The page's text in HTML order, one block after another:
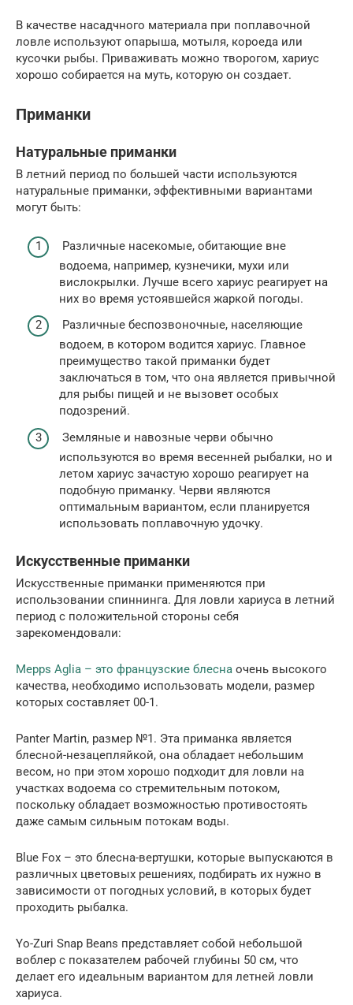
В качестве насадчного материала при поплавочной
ловле используют опарыша, мотыля, короеда или
кусочки рыбы. Приваживать можно творогом, хариус
хорошо собирается на муть, которую он создает.
Приманки
Натуральные приманки
В летний период по большей части используются
натуральные приманки, эффективными вариантами
могут быть:
Различные насекомые, обитающие вне
водоема, например, кузнечики, мухи или
вислокрылки. Лучше всего хариус реагирует на
них во время устоявшейся жаркой погоды.
Различные беспозвоночные, населяющие
водоем, в котором водится хариус. Главное
преимущество такой приманки будет
заключаться в том, что она является привычной
для рыбы пищей и не вызовет особых
подозрений.
Земляные и навозные черви обычно
используются во время весенней рыбалки, но и
летом хариус зачастую хорошо реагирует на
подобную приманку. Черви являются
оптимальным вариантом, если планируется
использовать поплавочную удочку.
Искусственные приманки
Искусственные приманки применяются при
использовании спиннинга. Для ловли хариуса в летний
период с положительной стороны себя
зарекомендовали:
Mepps Aglia – это французские блесна очень высокого
качества, необходимо использовать модели, размер
которых составляет 00-1.
Panter Martin, размер №1. Эта приманка является
блесной-незацепляйкой, она обладает небольшим
весом, но при этом хорошо подходит для ловли на
участках водоема со стремительным потоком,
поскольку обладает возможностью противостоять
даже самым сильным потокам воды.
Blue Fox – это блесна-вертушки, которые выпускаются в
различных цветовых решениях, подбирать их нужно в
зависимости от погодных условий, в которых будет
проходить рыбалка.
Yo-Zuri Snap Beans представляет собой небольшой
воблер с показателем рабочей глубины 50 см, что
делает его идеальным вариантом для летней ловли
хариуса.